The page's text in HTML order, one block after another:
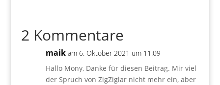
2 Kommentare
maik am 6. Oktober 2021 um 11:09
Hallo Mony, Danke für diesen Beitrag. Mir viel
der Spruch von ZigZiglar nicht mehr ein, aber